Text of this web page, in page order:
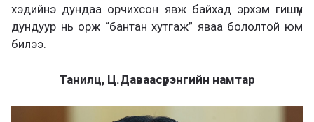
хэдийнэ дундаа орчихсон явж байхад эрхэм гишүүн
дундуур нь орж “бантан хутгаж” яваа бололтой юм
билээ.
Танилц, Ц.Даваасүрэнгийн намтар